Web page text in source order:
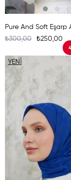
Pure And Soft Eşarp
₺250,00
₺300,00
YENI
ÜRÜN